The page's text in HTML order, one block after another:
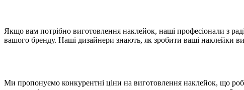
Якщо вам потрібно виготовлення наклейок, наші професіонали з
вашого бренду. Наші дизайнери знають, як зробити ваші наклейки
Ми пропонуємо конкурентні ціни на виготовлення наклейок, що